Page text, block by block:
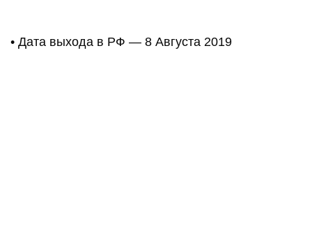
• Дата выхода в РФ — 8 Августа 2019